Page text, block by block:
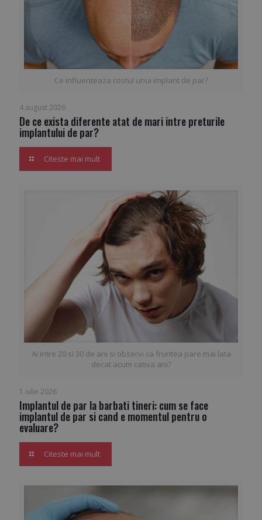
Ce influenteaza costul unui implant de par?
4 august 2026
De ce exista diferente atat de mari intre preturile
implantului de par?
Citeste mai mult
Ai intre 20 si 30 de ani si observi ca fruntea pare mai lata
decat acum cativa ani?
1 iulie 2026
Implantul de par la barbati tineri: cum se face
implantul de par si cand e momentul pentru o
evaluare?
Citeste mai mult